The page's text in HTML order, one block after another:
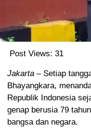
Post Views: 31
Jakarta –Setiap
Bhayangkara,
Republik Indonesia
genap berusia 79
bangsa dan negara.